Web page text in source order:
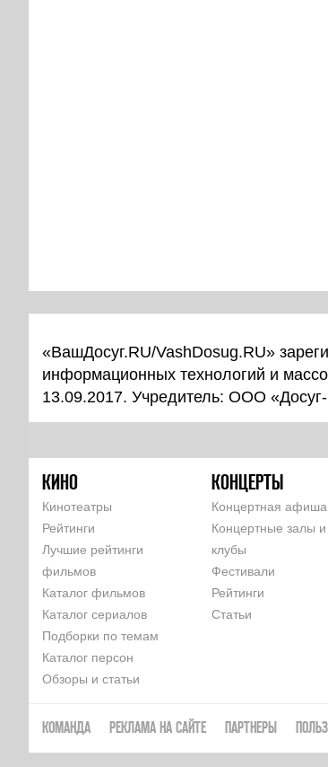
«ВашДосуг.RU/VashDosug.RU»
информационных технологий и
13.09.2017. Учредитель: ООО
КИНО
Кинотеатры
Рейтинги
Лучшие рейтинги
фильмов
Каталог фильмов
Каталог сериалов
Подборки по темам
Каталог персон
Обзоры и статьи
КОНЦЕРТЫ
Концертная афиша
Концертные залы и
клубы
Фестивали
Рейтинги
Статьи
КОМАНДА РЕКЛАМА НА САЙТЕ ПАРТНЕРЫ